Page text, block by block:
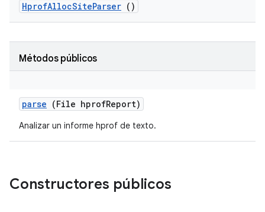
HprofAllocSiteParser ()
Métodos públicos
parse (File hprofReport)
Analizar un informe hprof de texto.
Constructores públicos